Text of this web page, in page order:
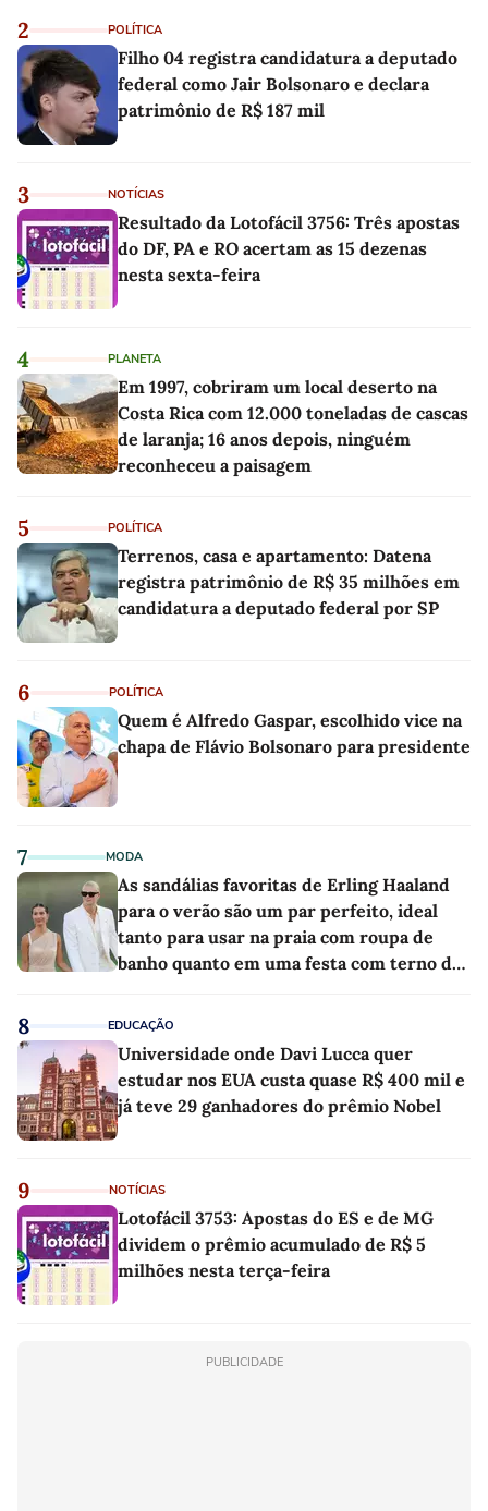
2 POLÍTICA
Filho 04 registra candidatura a deputado
federal como Jair Bolsonaro e declara
patrimônio de R$ 187 mil
3 NOTÍCIAS
Resultado da Lotofácil 3756: Três apostas
do DF, PA e RO acertam as 15 dezenas
nesta sexta-feira
4 PLANETA
Em 1997, cobriram um local deserto na
Costa Rica com 12.000 toneladas de cascas
de laranja; 16 anos depois, ninguém
reconheceu a paisagem
5 POLÍTICA
Terrenos, casa e apartamento: Datena
registra patrimônio de R$ 35 milhões em
candidatura a deputado federal por SP
6 POLÍTICA
Quem é Alfredo Gaspar, escolhido vice na
chapa de Flávio Bolsonaro para presidente
7 MODA
As sandálias favoritas de Erling Haaland
para o verão são um par perfeito, ideal
tanto para usar na praia com roupa de
banho quanto em uma festa com terno de
8 EDUCAÇÃO
Universidade onde Davi Lucca quer
estudar nos EUA custa quase R$ 400 mil e
já teve 29 ganhadores do prêmio Nobel
9 NOTÍCIAS
Lotofácil 3753: Apostas do ES e de MG
dividem o prêmio acumulado de R$ 5
milhões nesta terça-feira
PUBLICIDADE